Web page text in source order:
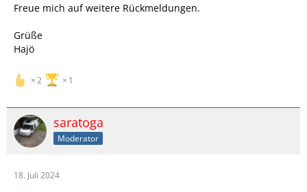
Freue mich auf weitere Rückmeldungen.
Grüße
Hajö
2 1
saratoga
Moderator
18. Juli 2024